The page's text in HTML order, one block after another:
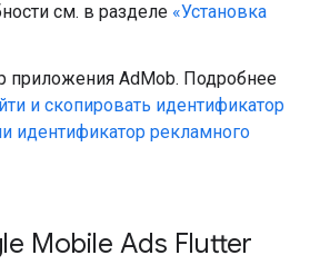
см. в разделе «Установка
приложения AdMob. Подробнее
и скопировать идентификатор
идентификатор рекламного
Mobile Ads Flutter